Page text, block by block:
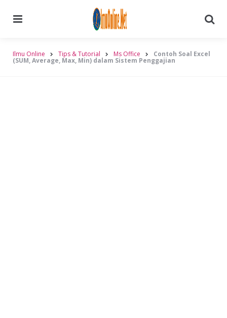
Ilmu Online Tips & Tutorial Ms Office Contoh Soal Excel
(SUM, Average, Max, Min) dalam Sistem Penggajian